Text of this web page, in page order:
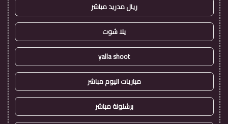
ريال مدريد مباشر
يلا شوت
yalla shoot
مباريات اليوم مباشر
برشلونة مباشر